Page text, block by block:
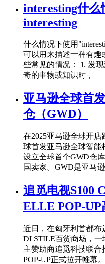
interesting什么
interesting
什么情况下使用
可以用来描述一种有趣
些常见的情况： 1. 发
奇的事物或知识时，
亚马逊全球首
仓（GWD）
在2025亚马逊全球开
球首发亚马逊全球智能
设立全球首个GWD仓
国卖家。GWD是亚马
追觅电视S100
ELLE POP-UP
近日，在匈牙利首都布
DI STILE百货商场，
主赞助商追觅科技联
POP-UP正式拉开帷幕